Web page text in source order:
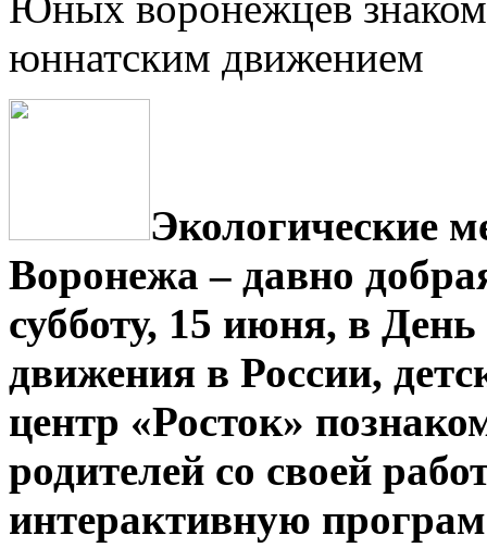
юннатским движением
Экологические
Воронежа – давно
субботу, 15 июня, в
движения в России,
центр «Росток»
родителей со своей
интерактивную